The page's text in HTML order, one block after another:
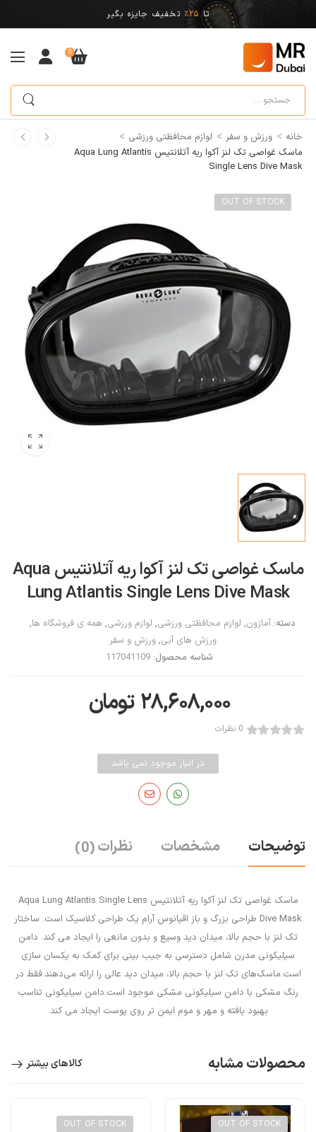
تا 25% تخفیف جایزه بگیر
0
خانه > ورزش و سفر > لوازم محافظتی ورزشی >
ماسک غواصی تک لنز آکوا ریه آتلانتیس Aqua Lung Atlantis
Single Lens Dive Mask
OUT OF STOCK
ماسک غواصی تک لنز آکوا ریه آتلانتیس Aqua
Lung Atlantis Single Lens Dive Mask
دسته: آمازون, لوازم محافظتی ورزشی, لوازم ورزشی, همه ی فروشگاه ها,
ورزش های آبی,ورزش و سفر
شناسه محصول:117041109
۲۸,۶۰۸,۰۰۰ تومان
0 نظرات
در انبار موجود نمی باشد
توضیحات مشخصات نظرات(0)
ماسک غواصی تک لنز آکوا ریه آتلانتیس Aqua Lung Atlantis Single Lens
Dive Mask طراحی بزرگ و باز اقیانوس آرام یک طراحی کلاسیک است. ساختار
تک لنز با حجم بالا، میدان دید وسیع و بدون مانعی را ایجاد می کند. دامن
سیلیکونی مدرن شامل دسترسی به جیب بینی برای کمک به یکسان سازی
است.ماسک‌های تک لنز با حجم بالا، میدان دید عالی را ارائه می‌دهند.فقط در
رنگ مشکی با دامن سیلیکونی مشکی موجود است.دامن سیلیکونی تناسب
بهبود یافته و مهر و موم ایمن تر روی پوست ایجاد می کند.
محصولات مشابه کالاهای بیشتر
OUT OF STOCK
OUT OF STOCK